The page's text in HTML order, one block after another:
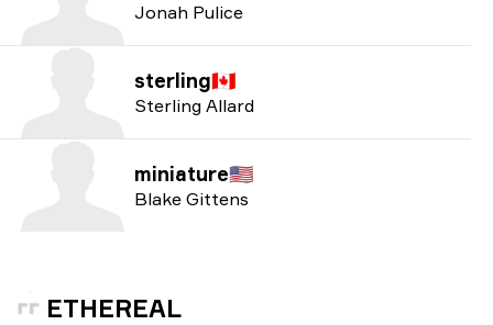
Jonah Pulice
sterling🇨🇦
Sterling Allard
miniature🇺🇸
Blake Gittens
ETHEREAL